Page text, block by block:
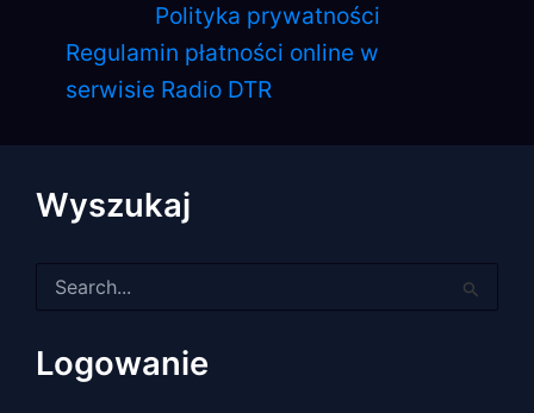
Polityka prywatności
Regulamin płatności online w
serwisie Radio DTR
Wyszukaj
dla:
Logowanie